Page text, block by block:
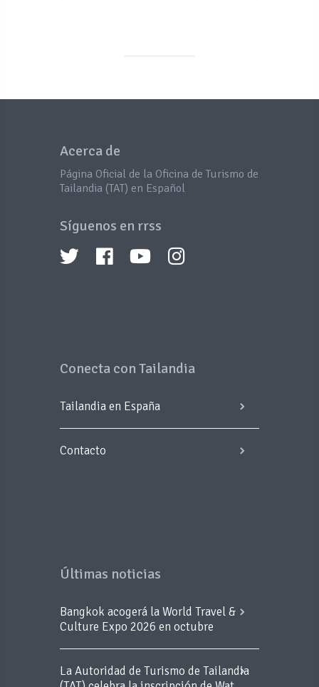
Acerca de
Página Oficial de la Oficina de Turismo de
Tailandia (TAT) en Español
Síguenos en rrss
Conecta con Tailandia
Tailandia en España
Contacto
Últimas noticias
Bangkok acogerá la World Travel &
Culture Expo 2026 en octubre
La Autoridad de Turismo de Tailandia